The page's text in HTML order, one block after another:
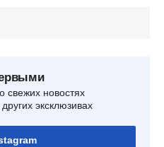
свежих новостях
эксклюзивах